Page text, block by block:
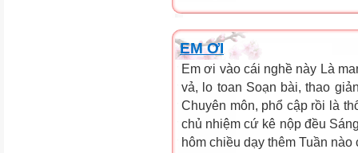
EM ƠI
Em ơi vào cái nghề này Là
vả, lo toan Soạn bài, thao
Chuyên môn, phổ cập rồi là
chủ nhiệm cứ kê nộp đều
hôm chiều dạy thêm Tuần